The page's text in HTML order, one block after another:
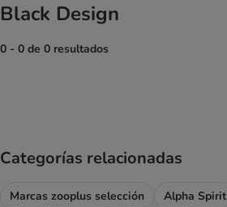
Black Design
0 - 0 de 0 resultados
Categorías relacionadas
Marcas zooplus selección Alpha Spirit